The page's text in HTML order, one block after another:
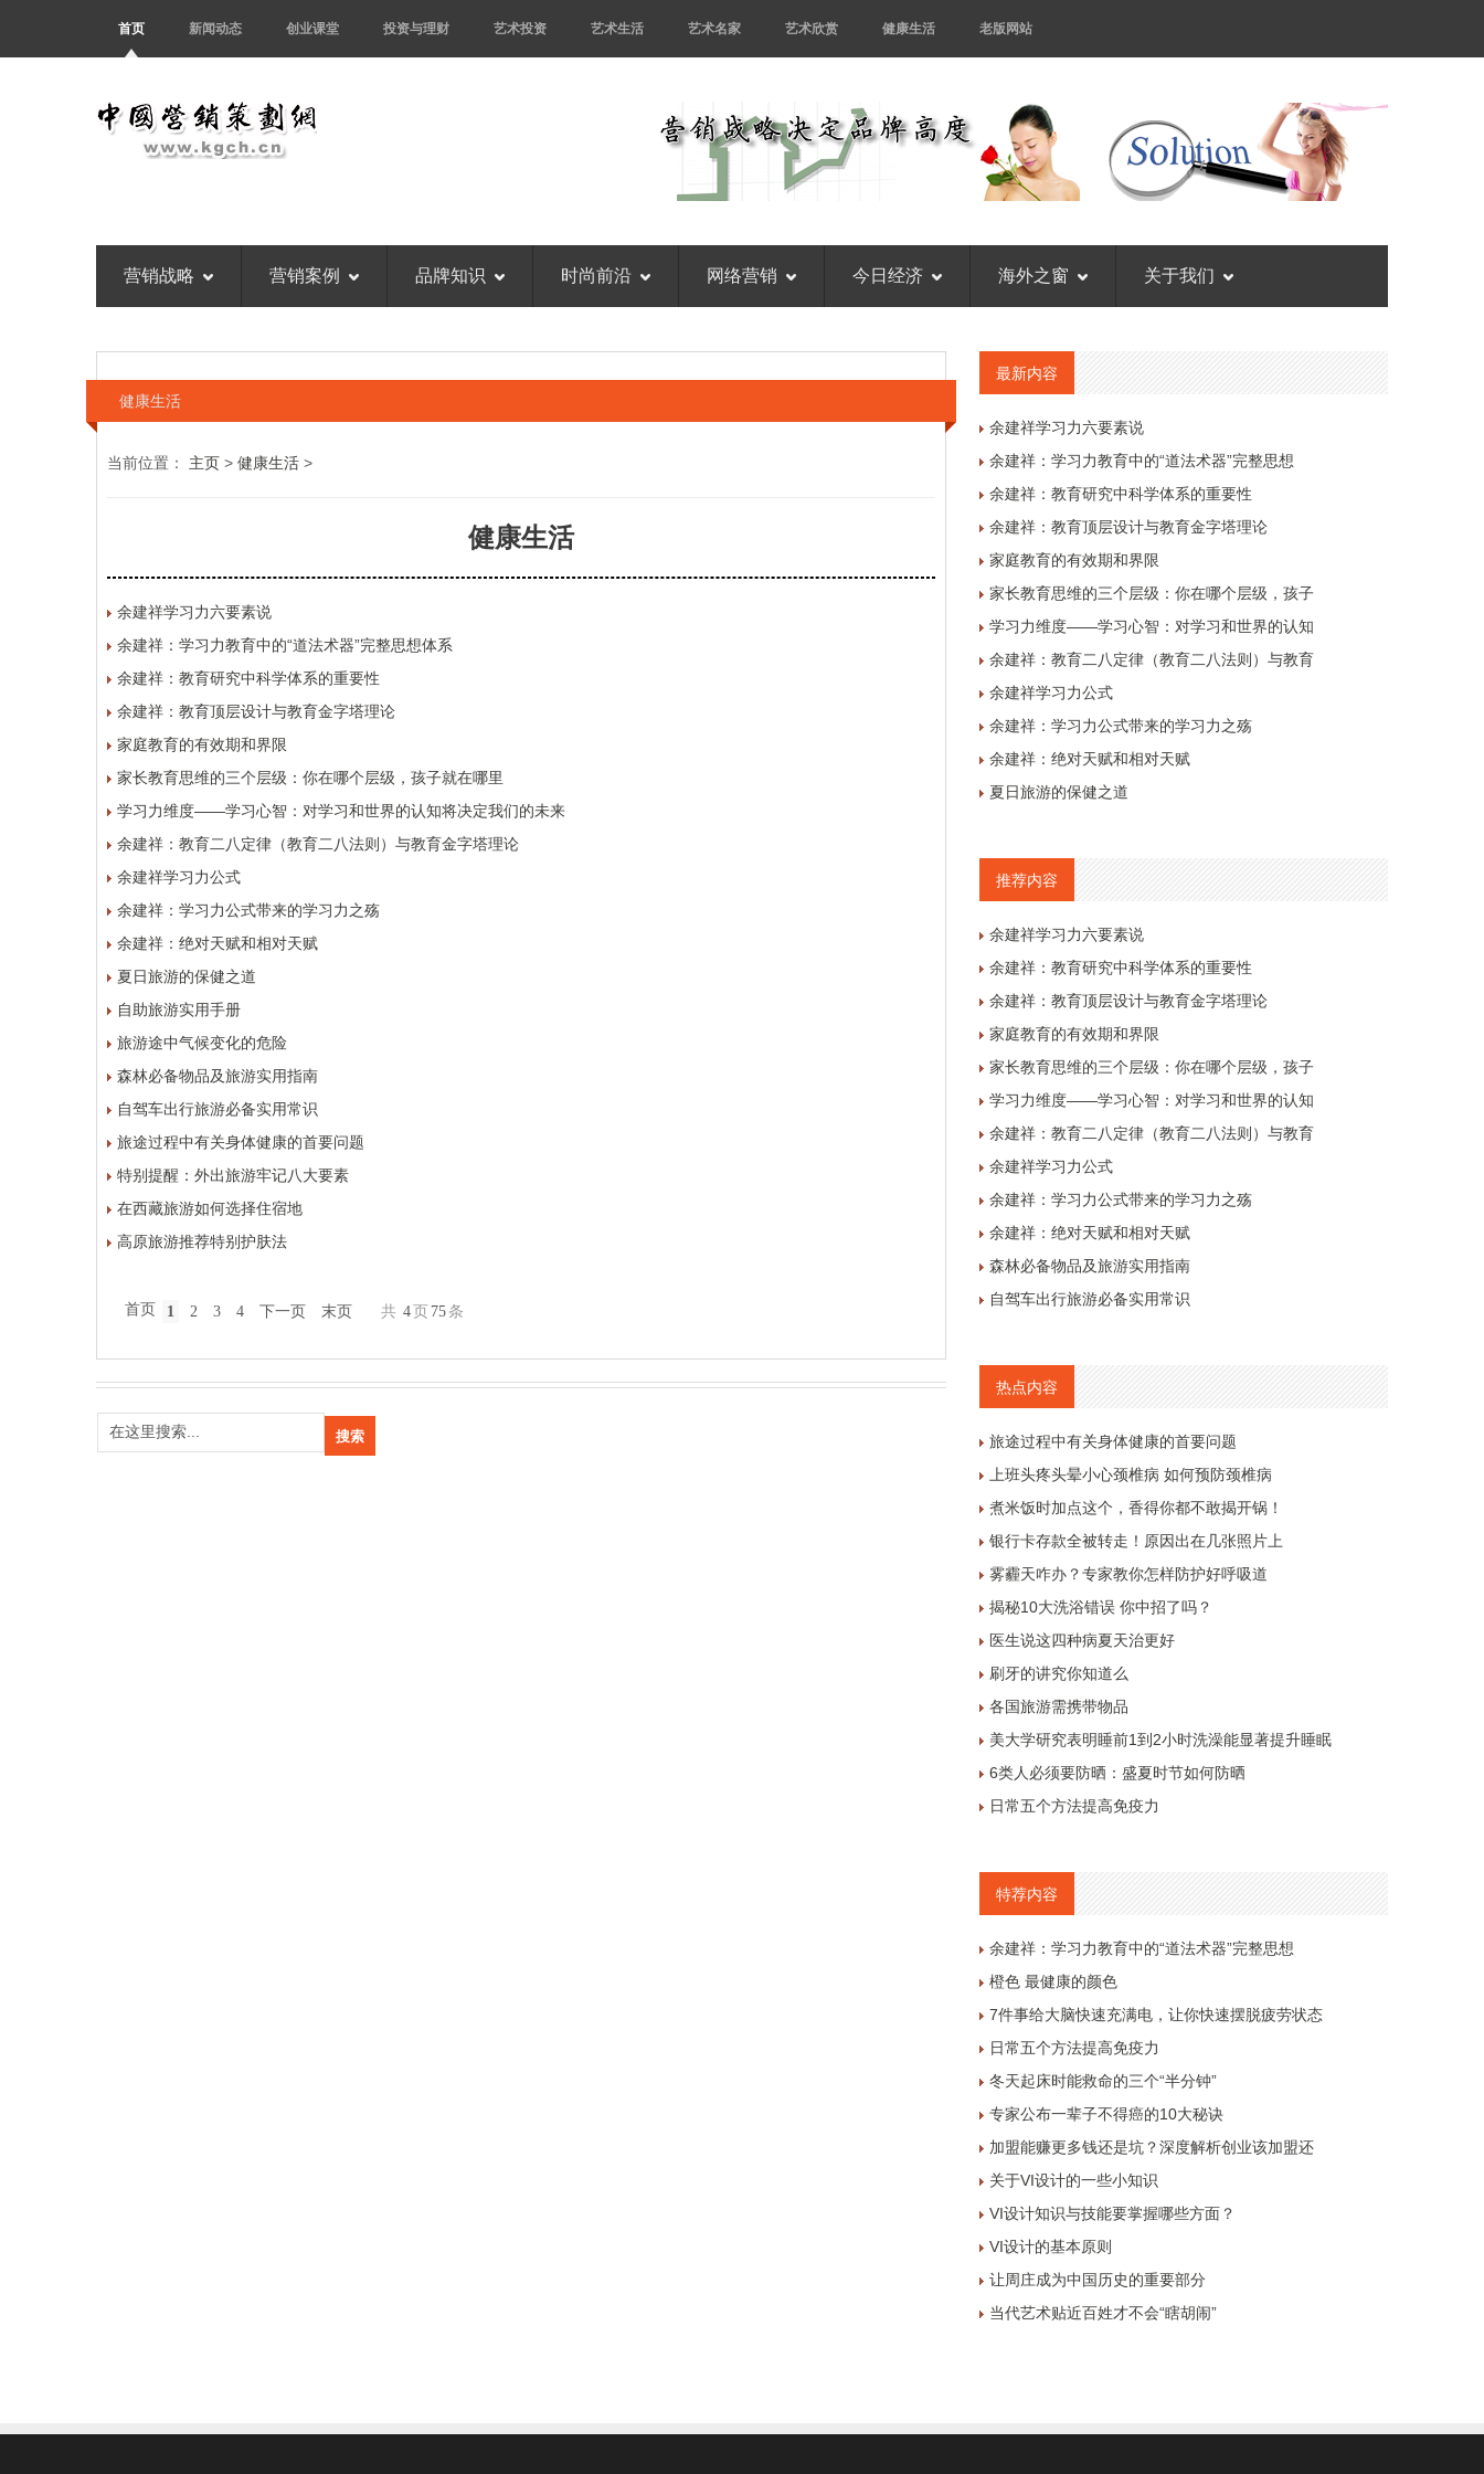
首页 新闻动态 创业课堂 投资与理财 艺术投资 艺术生活 艺术名家 艺术欣赏 健康生活 老版网站
营销战略 营销案例 品牌知识 时尚前沿 网络营销 今日经济 海外之窗 关于我们
健康生活
当前位置： 主页 > 健康生活 >
健康生活
余建祥学习力六要素说
余建祥：学习力教育中的“道法术器”完整思想体系
余建祥：教育研究中科学体系的重要性
余建祥：教育顶层设计与教育金字塔理论
家庭教育的有效期和界限
家长教育思维的三个层级：你在哪个层级，孩子就在哪里
学习力维度——学习心智：对学习和世界的认知将决定我们的未来
余建祥：教育二八定律（教育二八法则）与教育金字塔理论
余建祥学习力公式
余建祥：学习力公式带来的学习力之殇
余建祥：绝对天赋和相对天赋
夏日旅游的保健之道
自助旅游实用手册
旅游途中气候变化的危险
森林必备物品及旅游实用指南
自驾车出行旅游必备实用常识
旅途过程中有关身体健康的首要问题
特别提醒：外出旅游牢记八大要素
在西藏旅游如何选择住宿地
高原旅游推荐特别护肤法
首页 1 2 3 4 下一页 末页 共 4 页 75 条
最新内容
余建祥学习力六要素说
余建祥：学习力教育中的“道法术器”完整思想
余建祥：教育研究中科学体系的重要性
余建祥：教育顶层设计与教育金字塔理论
家庭教育的有效期和界限
家长教育思维的三个层级：你在哪个层级，孩子
学习力维度——学习心智：对学习和世界的认知
余建祥：教育二八定律（教育二八法则）与教育
余建祥学习力公式
余建祥：学习力公式带来的学习力之殇
余建祥：绝对天赋和相对天赋
夏日旅游的保健之道
推荐内容
余建祥学习力六要素说
余建祥：教育研究中科学体系的重要性
余建祥：教育顶层设计与教育金字塔理论
家庭教育的有效期和界限
家长教育思维的三个层级：你在哪个层级，孩子
学习力维度——学习心智：对学习和世界的认知
余建祥：教育二八定律（教育二八法则）与教育
余建祥学习力公式
余建祥：学习力公式带来的学习力之殇
余建祥：绝对天赋和相对天赋
森林必备物品及旅游实用指南
自驾车出行旅游必备实用常识
热点内容
旅途过程中有关身体健康的首要问题
上班头疼头晕小心颈椎病 如何预防颈椎病
煮米饭时加点这个，香得你都不敢揭开锅！
银行卡存款全被转走！原因出在几张照片上
雾霾天咋办？专家教你怎样防护好呼吸道
揭秘10大洗浴错误 你中招了吗？
医生说这四种病夏天治更好
刷牙的讲究你知道么
各国旅游需携带物品
美大学研究表明睡前1到2小时洗澡能显著提升睡眠
6类人必须要防晒：盛夏时节如何防晒
日常五个方法提高免疫力
特荐内容
余建祥：学习力教育中的“道法术器”完整思想
橙色 最健康的颜色
7件事给大脑快速充满电，让你快速摆脱疲劳状态
日常五个方法提高免疫力
冬天起床时能救命的三个“半分钟”
专家公布一辈子不得癌的10大秘诀
加盟能赚更多钱还是坑？深度解析创业该加盟还
关于VI设计的一些小知识
VI设计知识与技能要掌握哪些方面？
VI设计的基本原则
让周庄成为中国历史的重要部分
当代艺术贴近百姓才不会“瞎胡闹”